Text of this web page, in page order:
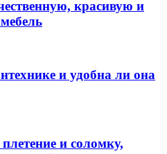
красивую и
и удобна ли она
и соломку,